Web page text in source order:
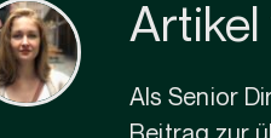
Artikel
Als Senior